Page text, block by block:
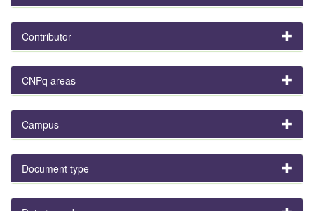
Contributor
CNPq areas
Campus
Document type